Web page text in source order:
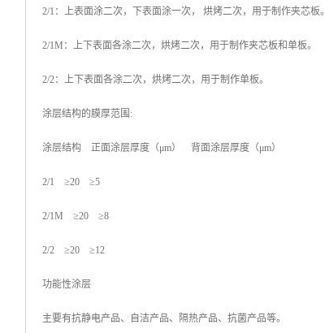
2/1：上表面涂二次，下表面涂一次， 烘烤二次，用于制作夹芯板。
2/1M：上下表面各涂二次，烘烤二次，用于制作夹芯板和单板。
2/2：上下表面各涂二次，烘烤二次，用于制作单板。
涂层结构的膜厚范围:
涂层结构 正面涂层厚度（μm） 背面涂层厚度（μm）
2/1 ≥20 ≥5
2/1M ≥20 ≥8
2/2 ≥20 ≥12
功能性涂层
主要有抗静电产品、自洁产品、隔热产品、抗菌产品等。